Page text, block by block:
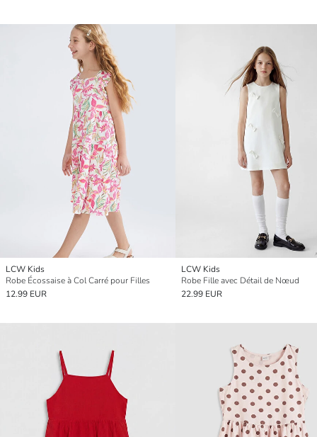
LCW Kids
Robe Écossaise à Col Carré pour Filles
12.99 EUR
LCW Kids
Robe Fille avec Détail de Nœud
22.99 EUR